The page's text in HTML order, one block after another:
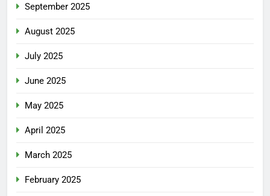
September 2025
August 2025
July 2025
June 2025
May 2025
April 2025
March 2025
February 2025